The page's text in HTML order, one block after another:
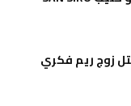
زوج ريم فكري